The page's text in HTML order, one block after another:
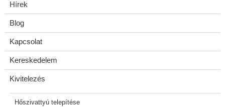
Hírek
Blog
Kapcsolat
Kereskedelem
Kivitelezés
Hőszivattyú telepítése